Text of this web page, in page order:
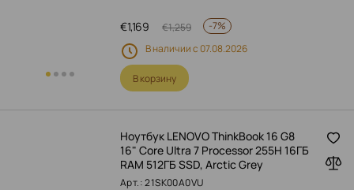
1,169
€ 1,259
€ -7%
В наличии с 07.08.2026
В корзину
Ноутбук LENOVO ThinkBook 16 G8
16" Core Ultra 7 Processor 255H 16ГБ
RAM 512ГБ SSD, Arctic Grey
Арт.: 21SK00A0VU